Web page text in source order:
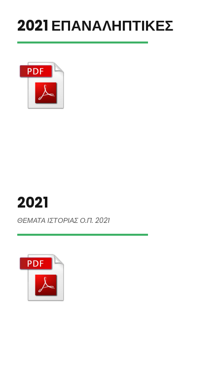
2021 ΕΠΑΝΑΛΗΠΤΙΚΕΣ
2021
ΘΕΜΑΤΑ ΙΣΤΟΡΙΑΣ Ο.Π. 2021